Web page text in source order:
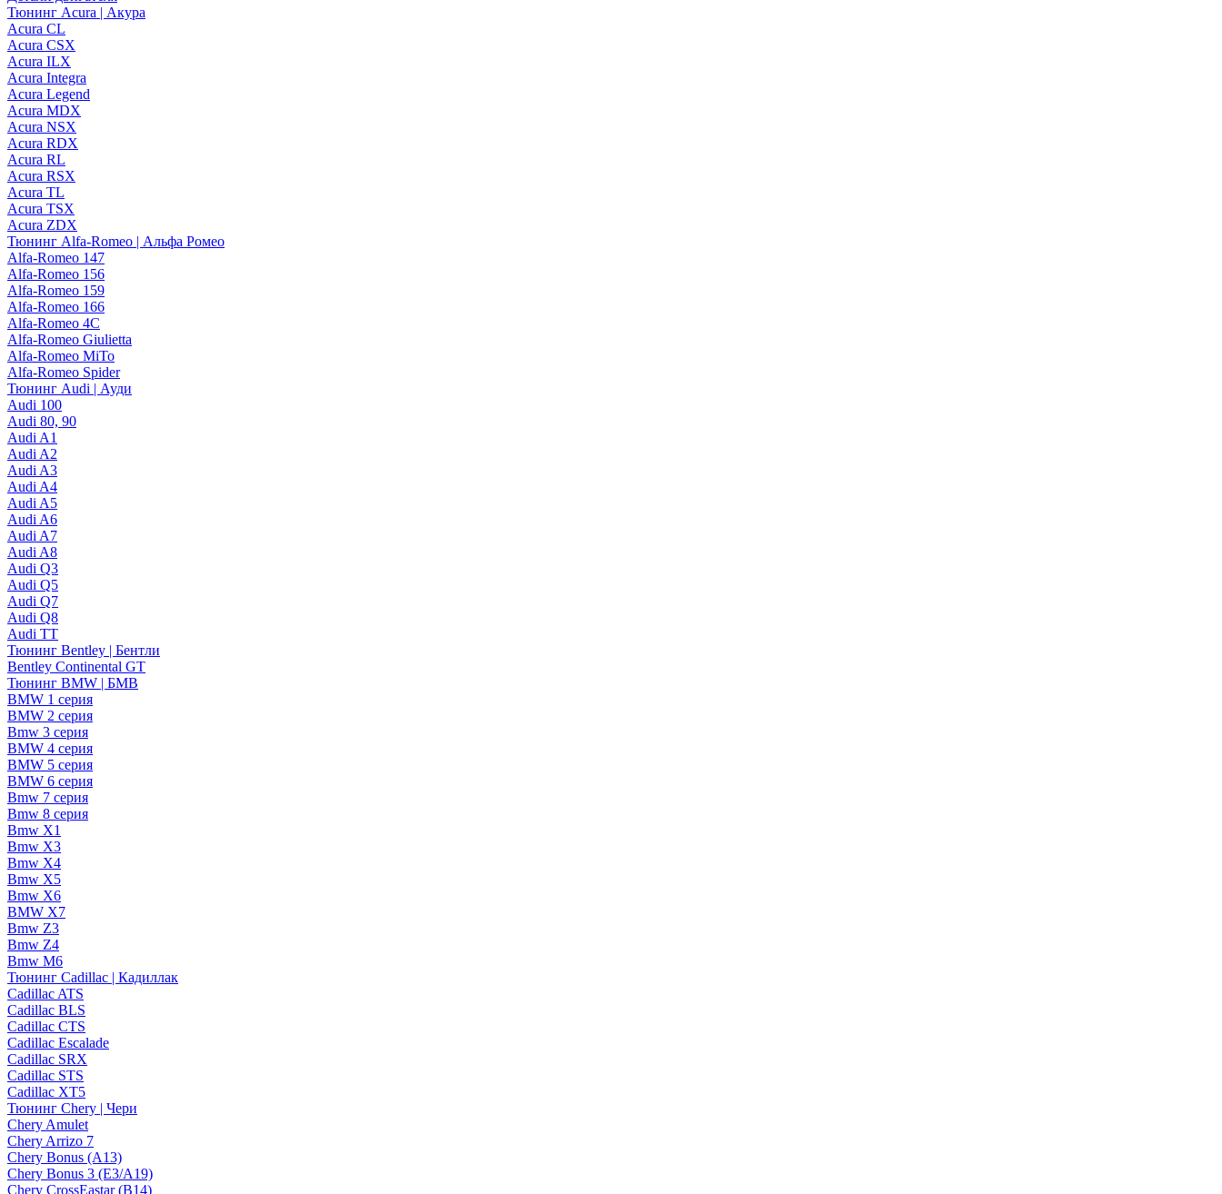
Тюнинг Acura | Акура
Acura CL
Acura CSX
Acura ILX
Acura Integra
Acura Legend
Acura MDX
Acura NSX
Acura RDX
Acura RL
Acura RSX
Acura TL
Acura TSX
Acura ZDX
Тюнинг Alfa-Romeo | Альфа Ромео
Alfa-Romeo 147
Alfa-Romeo 156
Alfa-Romeo 159
Alfa-Romeo 166
Alfa-Romeo 4C
Alfa-Romeo Giulietta
Alfa-Romeo MiTo
Alfa-Romeo Spider
Тюнинг Audi | Ауди
Audi 100
Audi 80, 90
Audi A1
Audi A2
Audi A3
Audi A4
Audi A5
Audi A6
Audi A7
Audi A8
Audi Q3
Audi Q5
Audi Q7
Audi Q8
Audi TT
Тюнинг Bentley | Бентли
Bentley Continental GT
Тюнинг BMW | БМВ
BMW 1 серия
BMW 2 серия
Bmw 3 серия
BMW 4 серия
BMW 5 серия
BMW 6 серия
Bmw 7 серия
Bmw 8 серия
Bmw X1
Bmw X3
Bmw X4
Bmw X5
Bmw X6
BMW X7
Bmw Z3
Bmw Z4
Bmw М6
Тюнинг Cadillac | Кадиллак
Cadillac ATS
Cadillac BLS
Cadillac CTS
Cadillac Escalade
Cadillac SRX
Cadillac STS
Cadillac XT5
Тюнинг Chery | Чери
Chery Amulet
Chery Arrizo 7
Chery Bonus (A13)
Chery Bonus 3 (E3/A19)
Chery CrossEastar (B14)